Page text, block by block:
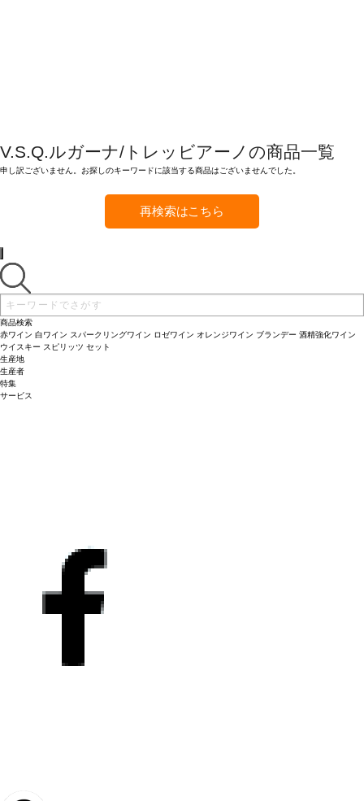
V.S.Q.ルガーナ/トレッビアーノの商品一覧
申し訳ございません。お探しのキーワードに該当する商品はございませんでした。
再検索はこちら
商品検索
赤ワイン 白ワイン スパークリングワイン ロゼワイン オレンジワイン ブランデー 酒精強化ワイン
ウイスキー スピリッツ セット
生産地
生産者
特集
サービス